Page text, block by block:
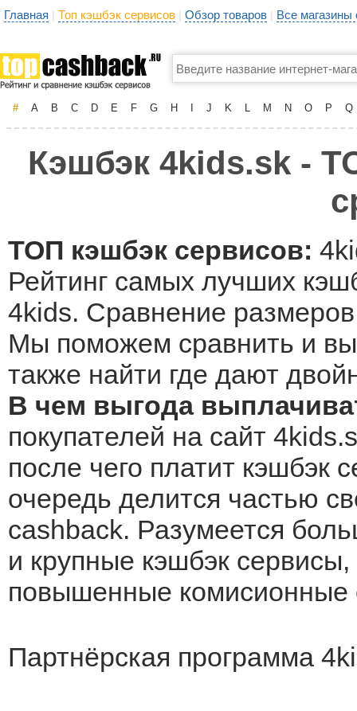
Главная | Топ кэшбэк сервисов | Обзор товаров | Все
# A B C D E F G H J K L M N O P Q
Кэшбэк 4kids.sk -
ТОП кэшбэк сервисов:
Рейтинг самых лучших
4kids. Сравнение размеров
Мы поможем сравнить и
также найти где дают
В чем выгода
покупателей на сайт
после чего платит кэшбэк
очередь делится частью
cashback. Разумеется
и крупные кэшбэк
повышенные комисионные
Партнёрская программа